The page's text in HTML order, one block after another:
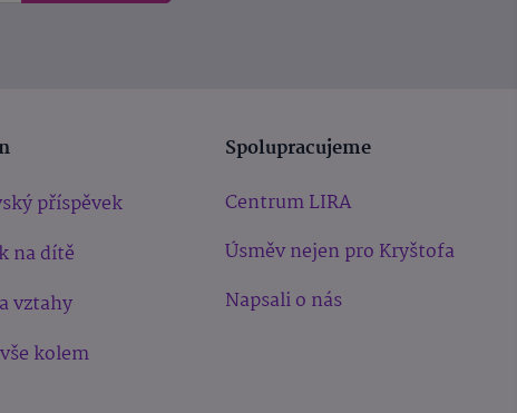
příspěvek
na dítě
vztahy
kolem
Spolupracujeme
Centrum LIRA
Úsměv nejen pro Kryštofa
Napsali o nás